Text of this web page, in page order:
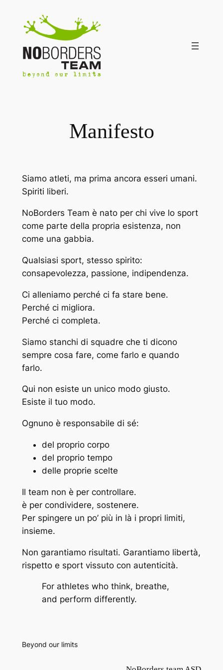
contenuto
Manifesto
Siamo atleti, ma prima ancora esseri umani.
Spiriti liberi.
NoBorders Team è nato per chi vive lo sport
come parte della propria esistenza, non
come una gabbia.
Qualsiasi sport, stesso spirito:
consapevolezza, passione, indipendenza.
Ci alleniamo perché ci fa stare bene.
Perché ci migliora.
Perché ci completa.
Siamo stanchi di squadre che ti dicono
sempre cosa fare, come farlo e quando
farlo.
Qui non esiste un unico modo giusto.
Esiste il tuo modo.
Ognuno è responsabile di sé:
del proprio corpo
del proprio tempo
delle proprie scelte
Il team non è per controllare.
è per condividere, sostenere.
Per spingere un po’ più in là i propri limiti,
insieme.
Non garantiamo risultati. Garantiamo libertà,
rispetto e sport vissuto con autenticità.
For athletes who think, breathe,
and perform differently.
Beyond our limits